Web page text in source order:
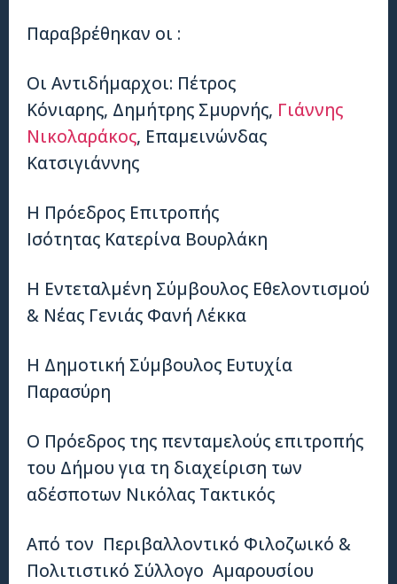
Παραβρέθηκαν οι :
Οι Αντιδήμαρχοι: Πέτρος
Κόνιαρης, Δημήτρης Σμυρνής, Γιάννης
Νικολαράκος, Επαμεινώνδας
Κατσιγιάννης
Η Πρόεδρος Επιτροπής
Ισότητας Κατερίνα Βουρλάκη
Η Εντεταλμένη Σύμβουλος Εθελοντισμού
& Νέας Γενιάς Φανή Λέκκα
Η Δημοτική Σύμβουλος Ευτυχία
Παρασύρη
Ο Πρόεδρος της πενταμελούς επιτροπής
του Δήμου για τη διαχείριση των
αδέσποτων Νικόλας Τακτικός
Από τον Περιβαλλοντικό Φιλοζωικό &
Πολιτιστικό Σύλλογο Αμαρουσίου